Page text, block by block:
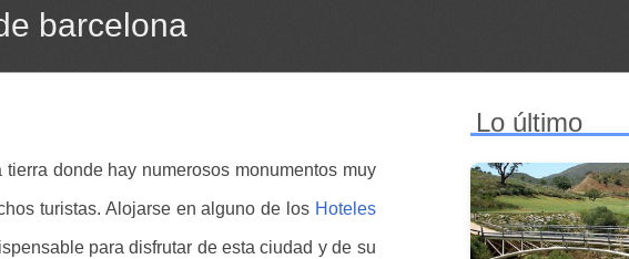
barcelona
donde hay numerosos monumentos muy
turistas. Alojarse en alguno de los Hoteles
para disfrutar de esta ciudad y de su
Lo último